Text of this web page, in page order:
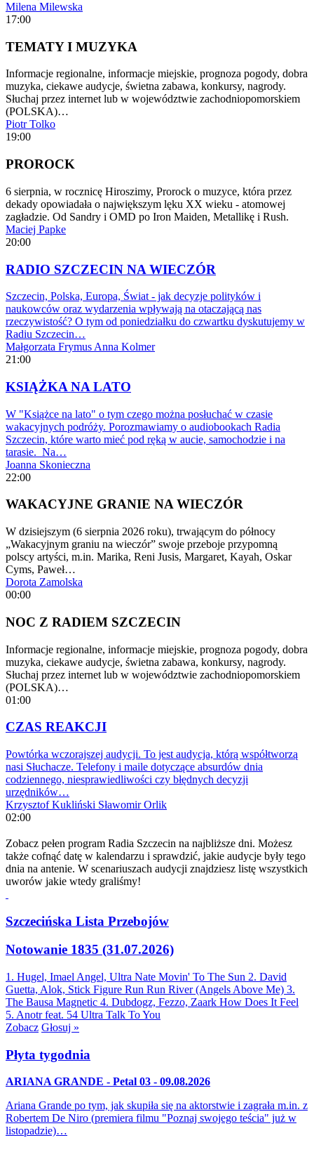
Milena Milewska
17:00
TEMATY I MUZYKA
Informacje regionalne, informacje miejskie, prognoza pogody, dobra
muzyka, ciekawe audycje, świetna zabawa, konkursy, nagrody.
Słuchaj przez internet lub w województwie zachodniopomorskiem
(POLSKA)…
Piotr Tolko
19:00
PROROCK
6 sierpnia, w rocznicę Hiroszimy, Prorock o muzyce, która przez
dekady opowiadała o największym lęku XX wieku - atomowej
zagładzie. Od Sandry i OMD po Iron Maiden, Metallikę i Rush.
Maciej Papke
20:00
RADIO SZCZECIN NA WIECZÓR
Szczecin, Polska, Europa, Świat - jak decyzje polityków i
naukowców oraz wydarzenia wpływają na otaczającą nas
rzeczywistość? O tym od poniedziałku do czwartku dyskutujemy w
Radiu Szczecin…
Małgorzata Frymus Anna Kolmer
21:00
KSIĄŻKA NA LATO
W "Książce na lato" o tym czego można posłuchać w czasie
wakacyjnych podróży. Porozmawiamy o audiobookach Radia
Szczecin, które warto mieć pod ręką w aucie, samochodzie i na
tarasie. Na…
Joanna Skonieczna
22:00
WAKACYJNE GRANIE NA WIECZÓR
W dzisiejszym (6 sierpnia 2026 roku), trwającym do północy
„Wakacyjnym graniu na wieczór” swoje przeboje przypomną
polscy artyści, m.in. Marika, Reni Jusis, Margaret, Kayah, Oskar
Cyms, Paweł…
Dorota Zamolska
00:00
NOC Z RADIEM SZCZECIN
Informacje regionalne, informacje miejskie, prognoza pogody, dobra
muzyka, ciekawe audycje, świetna zabawa, konkursy, nagrody.
Słuchaj przez internet lub w województwie zachodniopomorskiem
(POLSKA)…
01:00
CZAS REAKCJI
Powtórka wczorajszej audycji. To jest audycja, którą współtworzą
nasi Słuchacze. Telefony i maile dotyczące absurdów dnia
codziennego, niesprawiedliwości czy błędnych decyzji
urzędników…
Krzysztof Kukliński Sławomir Orlik
02:00
Zobacz pełen program Radia Szczecin na najbliższe dni. Możesz
także cofnąć datę w kalendarzu i sprawdzić, jakie audycje były tego
dnia na antenie. W scenariuszach audycji znajdziesz listę wszystkich
uworów jakie wtedy graliśmy!
Szczecińska Lista Przebojów
Notowanie 1835 (31.07.2026)
1. Hugel, Imael Angel, Ultra Nate Movin' To The Sun 2. David
Guetta, Alok, Stick Figure Run Run River (Angels Above Me) 3.
The Bausa Magnetic 4. Dubdogz, Fezzo, Zaark How Does It Feel
5. Anotr feat. 54 Ultra Talk To You
Zobacz Głosuj »
Płyta tygodnia
ARIANA GRANDE - Petal 03 - 09.08.2026
Ariana Grande po tym, jak skupiła się na aktorstwie i zagrała m.in. z
Robertem De Niro (premiera filmu "Poznaj swojego teścia" już w
listopadzie)…